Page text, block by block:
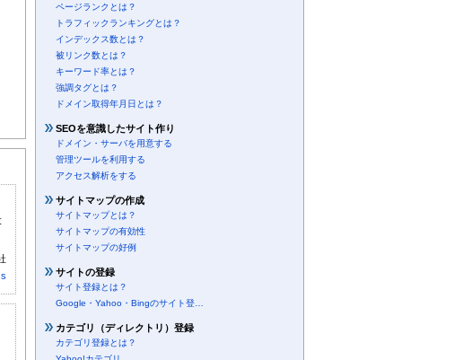
ページランクとは？
トラフィックランキングとは？
インデックス数とは？
被リンク数とは？
キーワード率とは？
強調タグとは？
ドメイン取得年月日とは？
SEOを意識したサイト作り
ドメイン・サーバを用意する
管理ツールを利用する
アクセス解析をする
サイトマップの作成
サイトマップとは？
サイトマップの有効性
サイトマップの好例
サイトの登録
サイト登録とは？
Google・Yahoo・Bingのサイト登…
カテゴリ（ディレクトリ）登録
カテゴリ登録とは？